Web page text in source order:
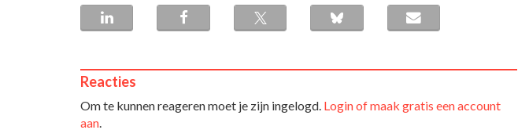
Reacties
Om te kunnen reageren moet je zijn ingelogd. Login of maak gratis een account
aan.